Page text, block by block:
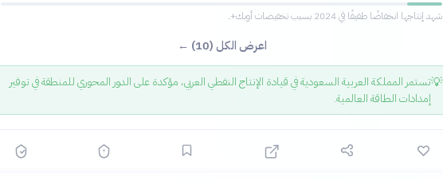
شهد إنتاجها انخفاضًا طفيفًا في 2024 بسبب تخفيضات أوبك+.
اعرض الكل (10) ←
💡تستمر المملكة العربية السعودية في قيادة الإنتاج النفطي العربي، مؤكدة على الدور المحوري للمنطقة في توفير
إمدادات الطاقة العالمية.